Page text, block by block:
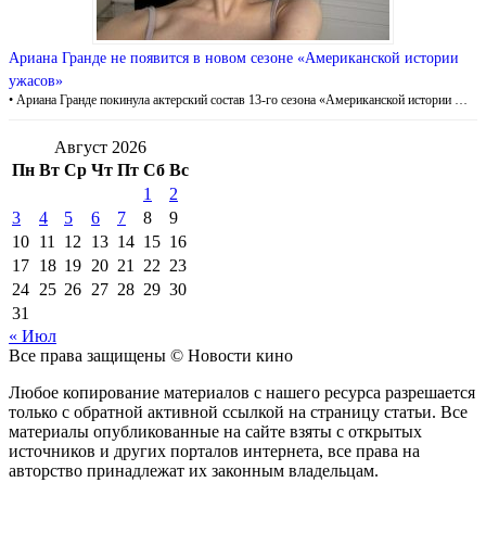
Ариана Гранде не появится в новом сезоне «Американской истории
ужасов»
• Ариана Гранде покинула актерский состав 13-го сезона «Американской истории …
Август 2026
Пн Вт Ср Чт Пт Сб Вс
1
2
3
4 5 6 7 8
9
10 11 12 13 14 15 16
17 18 19 20 21 22 23
24 25 26 27 28 29 30
31
« Июл
Все права защищены © Новости кино
Любое копирование материалов с нашего ресурса разрешается
только с обратной активной ссылкой на страницу статьи. Все
материалы опубликованные на сайте взяты с открытых
источников и других порталов интернета, все права на
авторство принадлежат их законным владельцам.